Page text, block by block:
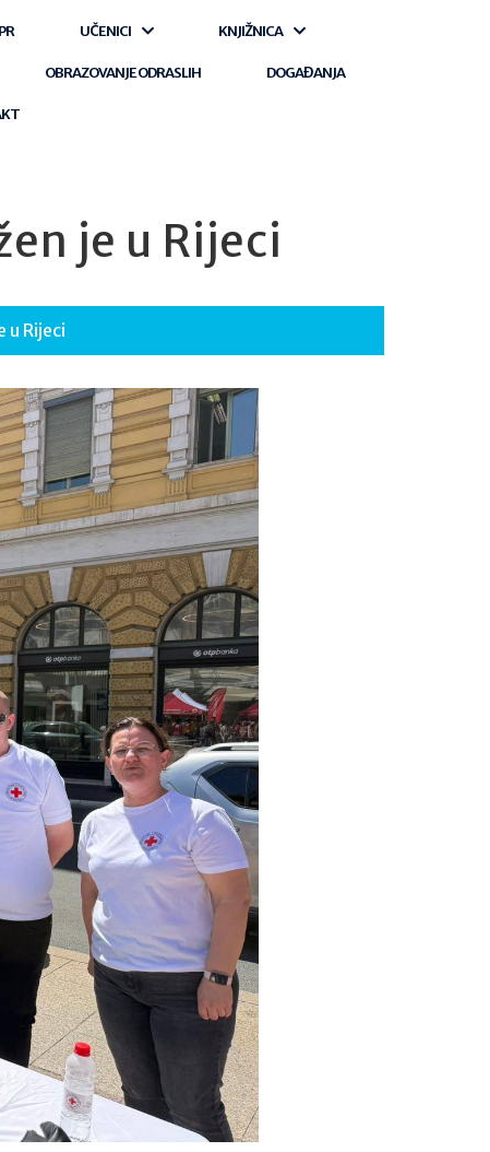
UČENICI KNJIŽNICA
OBRAZOVANJE ODRASLIH DOGAĐANJA
je u Rijeci
u Rijeci